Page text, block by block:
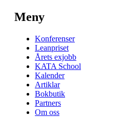
Meny
Konferenser
Leanpriset
Årets exjobb
KATA School
Kalender
Artiklar
Bokbutik
Partners
Om oss